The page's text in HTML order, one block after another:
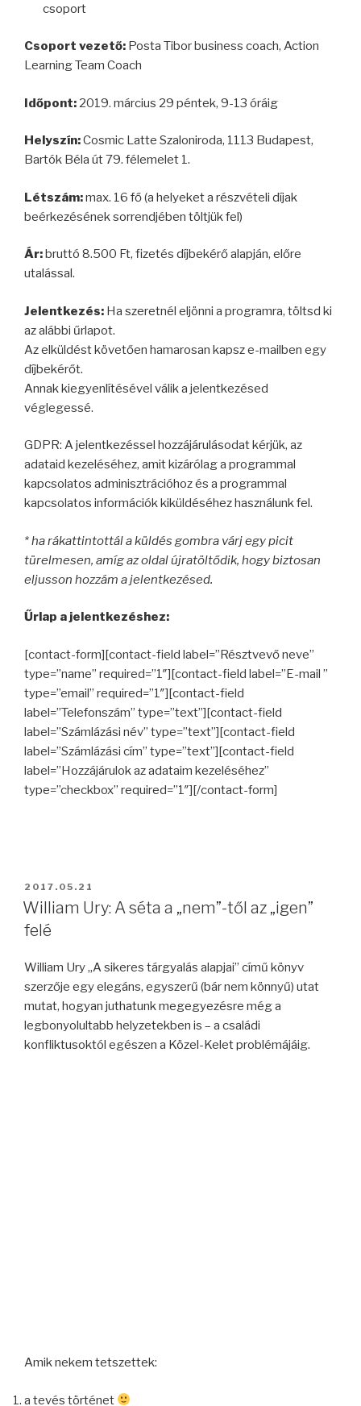
csoport
Csoport vezető: Posta Tibor business coach, Action
Learning Team Coach
Időpont: 2019. március 29 péntek, 9-13 óráig
Helyszín:Cosmic Latte Szaloniroda, 1113 Budapest,
Bartók Béla út 79. félemelet 1.
Létszám:max. 16 fő(a helyeket a részvételi díjak
beérkezésének sorrendjében töltjük fel)
Ár:bruttó 8.500 Ft, fizetés díjbekérő alapján, előre
utalással.
Jelentkezés: Ha szeretnél eljönni a programra, töltsd ki
az alábbi űrlapot.
Az elküldést követően hamarosan kapsz e-mailben egy
díjbekérőt.
Annak kiegyenlítésével válik a jelentkezésed
véglegessé.
GDPR: A jelentkezéssel hozzájárulásodat kérjük, az
adataid kezeléséhez, amit kizárólag a programmal
kapcsolatos adminisztrációhoz és a programmal
kapcsolatos információk kiküldéséhez használunk fel.
* ha rákattintottál a küldés gombra várj egy picit
türelmesen, amíg az oldal újratöltődik, hogy biztosan
eljusson hozzám a jelentkezésed.
Űrlap a jelentkezéshez:
[contact-form][contact-field label=”Résztvevő neve”
type=”name” required=”1″][contact-field label=”E-mail ”
type=”email” required=”1″][contact-field
label=”Telefonszám” type=”text”][contact-field
label=”Számlázási név” type=”text”][contact-field
label=”Számlázási cím” type=”text”][contact-field
label=”Hozzájárulok az adataim kezeléséhez”
type=”checkbox” required=”1″][/contact-form]
BEKÜLDVE:
2017.05.21
William Ury: A séta a „nem”-től az „igen”
felé
William Ury „A sikeres tárgyalás alapjai” című könyv
szerzője egy elegáns, egyszerű (bár nem könnyű) utat
mutat, hogyan juthatunk megegyezésre még a
legbonyolultabb helyzetekben is – a családi
konfliktusoktól egészen a Közel-Kelet problémájáig.
Amik nekem tetszettek:
a tevés történet